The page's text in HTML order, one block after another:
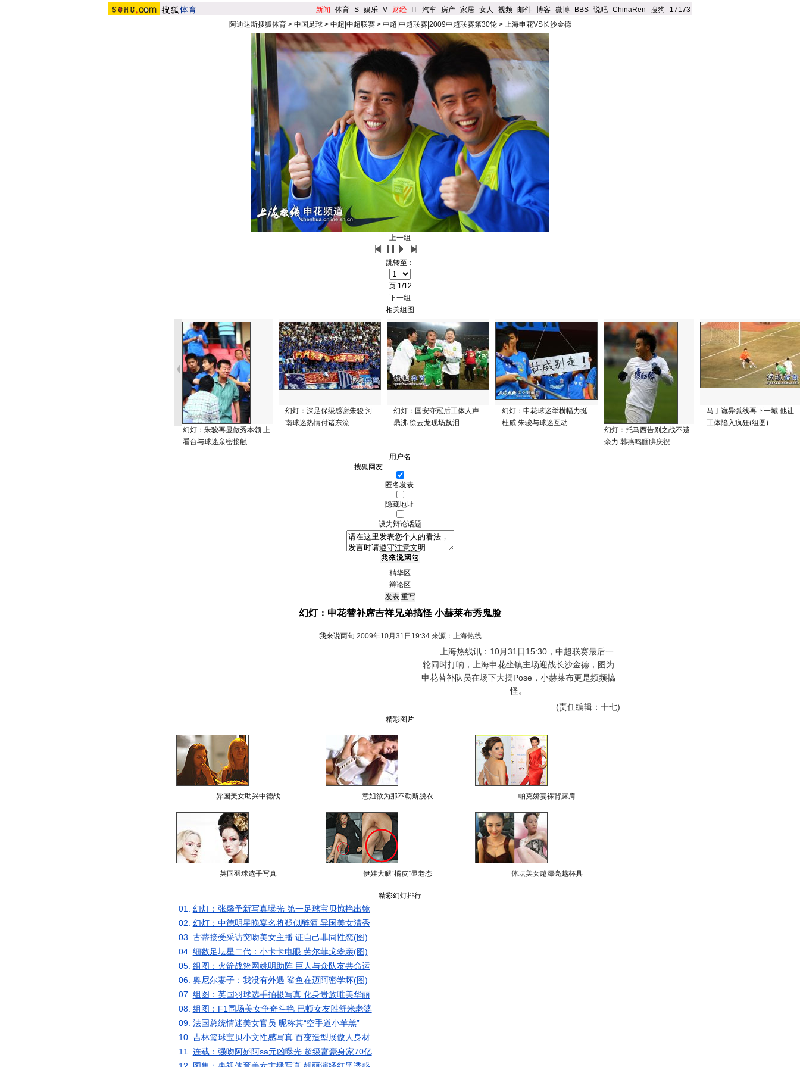
新闻 -体育-S-娱乐-V- 财经- IT-汽车- 房产-家居-女人 -视频-邮件-博客-微博- BBS-说吧-ChinaRen -搜狗 - 17173
阿迪达斯搜狐体育> 中国足球> 中超|中超联赛> 中超|中超联赛|2009中超联赛第30轮> 上海申花VS长沙金德
上一组
跳转至：
页 1/12
下一组
相关组图
幻灯：朱骏再显做秀本领 上
看台与球迷亲密接触
幻灯：深足保级感谢朱骏 河
南球迷热情付诸东流
幻灯：国安夺冠后工体人声
鼎沸 徐云龙现场飙泪
幻灯：申花球迷举横幅力挺
杜威 朱骏与球迷互动
幻灯：托马西告别之战不遗
余力 韩燕鸣腼腆庆祝
马丁诡异弧线再下一城 他让
工体陷入疯狂(组图)
用户名
匿名发表
隐藏地址
设为辩论话题
精华区
辩论区
幻灯：申花替补席吉祥兄弟搞怪 小赫莱布秀鬼脸
我来说两句 2009年10月31日19:34 来源：上海热线
上海热线讯：10月31日15:30，中超联赛最后一
轮同时打响，上海申花坐镇主场迎战长沙金德，图为
申花替补队员在场下大摆Pose，小赫莱布更是频频搞
怪。
(责任编辑：十七)
精彩图片
异国美女助兴中德战 意姐欲为那不勒斯脱衣 帕克娇妻裸背露肩
英国羽球选手写真 伊娃大腿“橘皮”显老态 体坛美女越漂亮越杯具
精彩幻灯排行
01. 幻灯：张馨予新写真曝光 第一足球宝贝惊艳出镜
02. 幻灯：中德明星晚宴名将疑似醉酒 异国美女清秀
03. 古蒂接受采访突吻美女主播 证自己非同性恋(图)
04. 细数足坛星二代：小卡卡电眼 劳尔菲戈攀亲(图)
05. 组图：火箭战篮网姚明助阵 巨人与众队友共命运
06. 奥尼尔妻子：我没有外遇 鲨鱼在迈阿密学坏(图)
07. 组图：英国羽球选手拍摄写真 化身贵族唯美华丽
08. 组图：F1围场美女争奇斗艳 巴顿女友胜舒米老婆
09. 法国总统情迷美女官员 昵称其“空手道小羊羔”
10. 吉林篮球宝贝小文性感写真 百变造型展傲人身材
11. 连载：强吻阿娇阿sa元凶曝光 超级富豪身家70亿